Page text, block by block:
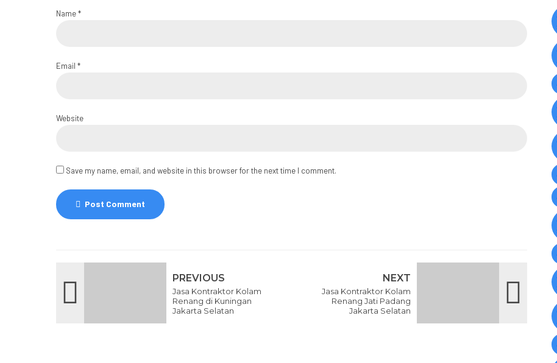
Name *
Email *
Website
Save my name, email, and website in this browser for the next time I comment.
Post Comment
PREVIOUS
Jasa Kontraktor Kolam
Renang di Kuningan
Jakarta Selatan
NEXT
Jasa Kontraktor Kolam
Renang Jati Padang
Jakarta Selatan